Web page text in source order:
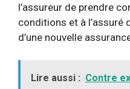
l’assureur de prendre
conditions et à l’assuré
d’une nouvelle
Lire aussi : Contre